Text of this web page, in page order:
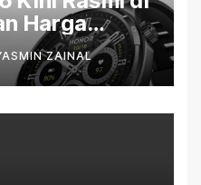
Harga
ZAINAL